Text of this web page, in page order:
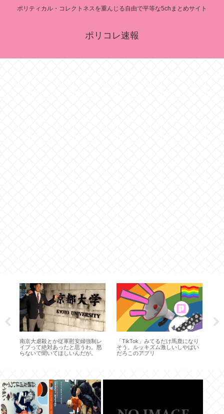
ポリティカル・コレクトネスを重んじる自由で平等な5chまとめサイト
ポリコレ速報
南京大虐殺とか従軍慰安婦強制レ
イプって絶対あったと思うわ。怒
らないで聞いてほしいんだが。
「TikTok」みてるだけ馬鹿になり
そう。ルッキズム激しいしやばい
だろこのアプリ